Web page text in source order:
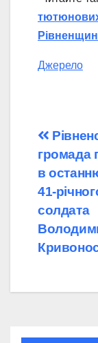
тютюнових
Джерело
громада
в
41-
солдата